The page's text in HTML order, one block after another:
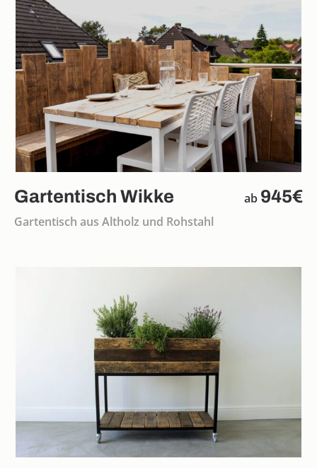
Gartentisch Wikke ab 945€
Gartentisch aus Altholz und Rohstahl